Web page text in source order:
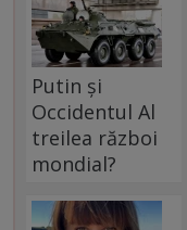
Putin și
Occidentul Al
treilea război
mondial?